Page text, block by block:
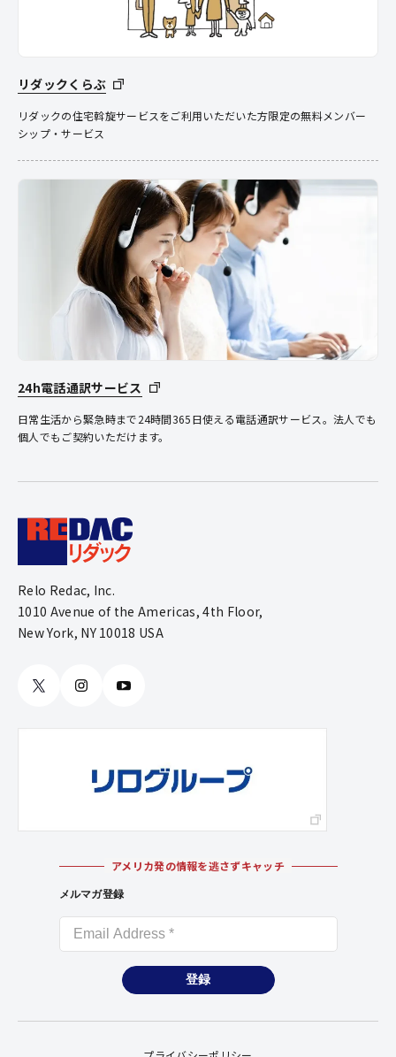
リダックくらぶ
リダックの住宅斡旋サービスをご利用いただいた方限定の無料メンバー
シップ・サービス
24h電話通訳サービス
日常生活から緊急時まで24時間365日使える電話通訳サービス。法人でも
個人でもご契約いただけます。
Relo Redac, Inc.
1010 Avenue of the Americas, 4th Floor,
New York, NY 10018 USA
アメリカ発の情報を逃さずキャッチ
メルマガ登録
登録